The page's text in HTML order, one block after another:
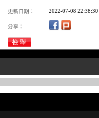
更新日期： 2022-07-08 22:38:30
分享：